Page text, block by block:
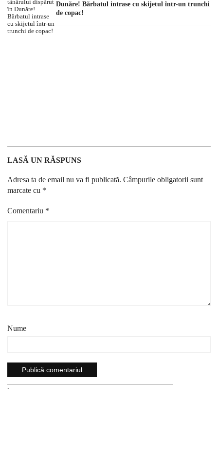
Dunăre! Bărbatul intrase cu skijetul într-un trunchi
de copac!
LASĂ UN RĂSPUNS
Adresa ta de email nu va fi publicată. Câmpurile obligatorii sunt
marcate cu *
Comentariu *
Nume
`